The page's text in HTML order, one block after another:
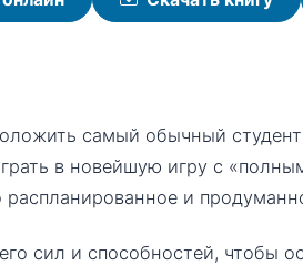
самый обычный
в новейшую игру с
распланированное и
сил и способностей, чтобы